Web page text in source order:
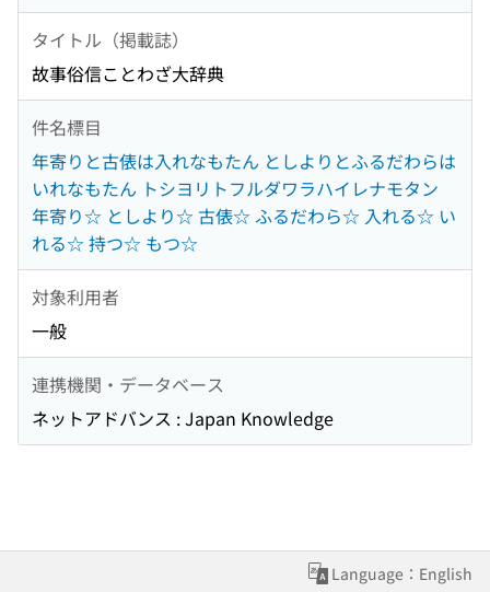
タイトル（掲載誌）
故事俗信ことわざ大辞典
件名標目
年寄りと古俵は入れなもたん としよりとふるだわらは
いれなもたん トシヨリトフルダワラハイレナモタン
年寄り☆ としより☆ 古俵☆ ふるだわら☆ 入れる☆ い
れる☆ 持つ☆ もつ☆
対象利用者
一般
連携機関・データベース
ネットアドバンス : Japan Knowledge
Language：English